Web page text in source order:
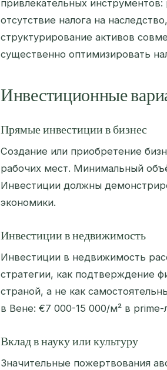
привлекательных
отсутствие налога на
структурирование активов
существенно оптимизировать
Инвестиционные
Прямые инвестиции в бизнес
Создание или приобретение
рабочих мест. Минимальный
Инвестиции должны
экономики.
Инвестиции в недвижимость
Инвестиции в недвижимость
стратегии, как подтверждение
страной, а не как
в Вене: €7 000-15 000/м² в prime-
Вклад в науку или культуру
Значительные пожертвования